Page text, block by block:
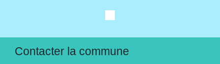
Contacter la commune